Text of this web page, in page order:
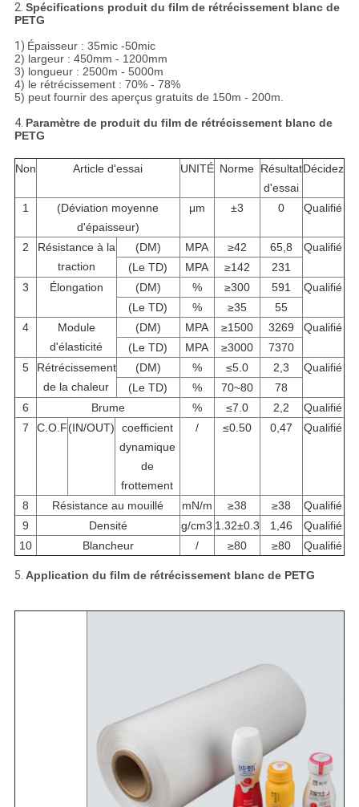
2. Spécifications produit du film de rétrécissement blanc de
PETG
1) Épaisseur : 35mic -50mic
2) largeur : 450mm - 1200mm
3) longueur : 2500m - 5000m
4) le rétrécissement : 70% - 78%
5) peut fournir des aperçus gratuits de 150m - 200m.
4. Paramètre de produit du film de rétrécissement blanc de
PETG
Non Article d'essai UNITÉ Norme Résultat
d'essai
Décidez
1
(Déviation moyenne
d'épaisseur)
μm ±3 0 Qualifié
2
Résistance à la
traction
(DM) MPA ≥42 65,8
Qualifié
(Le TD)
MPA ≥142
231
3
Élongation (DM) % ≥300 591
Qualifié
(Le TD)
% ≥35
55
4
Module
d'élasticité
(DM) MPA ≥1500 3269
Qualifié
(Le TD)
MPA ≥3000
7370
5
Rétrécissement
de la chaleur
(DM) % ≤5.0 2,3
Qualifié
(Le TD)
% 70~80
78
6
Brume % ≤7.0 2,2
Qualifié
7
C.O.F(IN/OUT)
coefficient
dynamique
de
frottement
/ ≤0.50 0,47 Qualifié
8 Résistance au mouillé mN/m ≥38 ≥38
Qualifié
9
Densité g/cm3 1.32±0.3 1,46
Qualifié
10
Blancheur / ≥80 ≥80 Qualifié
5. Application du film de rétrécissement blanc de PETG